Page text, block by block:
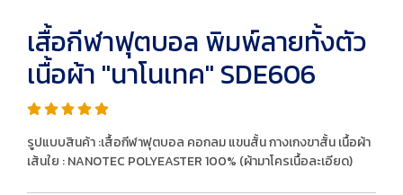
เสื้อกีฬาฟุตบอล พิมพ์ลายทั้งตัว
เนื้อผ้า "นาโนเทค" SDE606
รูปแบบสินค้า :เสื้อกีฬาฟุตบอล คอกลม แขนสั้น กางเกงขาสั้น เนื้อผ้า
เส้นใย : NANOTEC POLYEASTER 100% (ผ้ามาโครเนื้อละเอียด)